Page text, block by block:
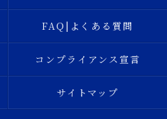
FAQ|よくある質問
コンプライアンス宣言
サイトマップ